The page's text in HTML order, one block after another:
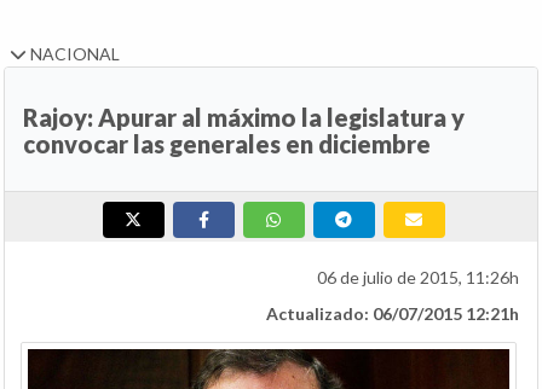
NACIONAL
Rajoy: Apurar al máximo la legislatura y
convocar las generales en diciembre
06 de julio de 2015, 11:26h
Actualizado: 06/07/2015 12:21h